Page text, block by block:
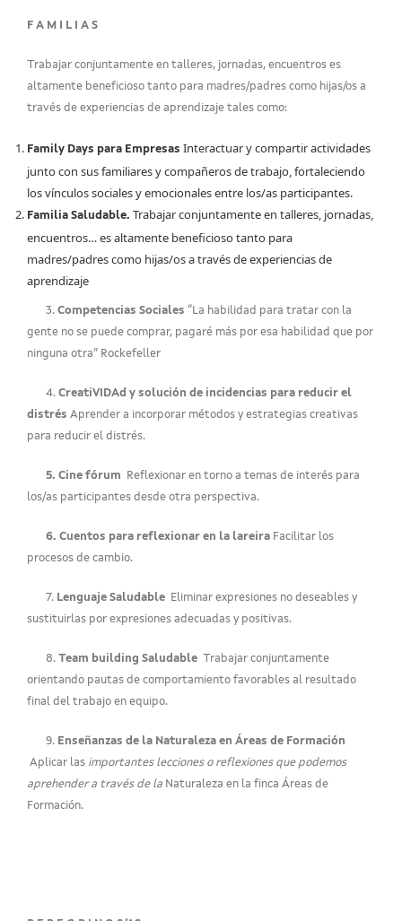
F A M I L I A S
Trabajar conjuntamente en talleres, jornadas, encuentros es
altamente beneficioso tanto para madres/padres como hijas/os a
través de experiencias de aprendizaje tales como:
Family Days para Empresas Interactuar y compartir actividades
junto con sus familiares y compañeros de trabajo, fortaleciendo
los vínculos sociales y emocionales entre los/as participantes.
Familia Saludable. Trabajar conjuntamente en talleres, jornadas,
encuentros… es altamente beneficioso tanto para
madres/padres como hijas/os a través de experiencias de
aprendizaje
3. Competencias Sociales “La habilidad para tratar con la
gente no se puede comprar, pagaré más por esa habilidad que por
ninguna otra” Rockefeller
4. CreatiVIDAd y solución de incidencias para reducir el
distrés Aprender a incorporar métodos y estrategias creativas
para reducir el distrés.
5. Cine fórum
Reflexionar en torno a temas de interés para
los/as participantes desde otra perspectiva.
6. Cuentos para reflexionar en la lareira Facilitar los
procesos de cambio.
7. Lenguaje Saludable
Eliminar expresiones no deseables y
sustituirlas por expresiones adecuadas y positivas.
8. Team building Saludable Trabajar conjuntamente
orientando pautas de comportamiento favorables al resultado
final del trabajo en equipo.
9. Enseñanzas de la Naturaleza en Áreas de Formación
Aplicar las importantes lecciones o reflexiones que podemos
aprehender a través de la Naturaleza en la finca Áreas de
Formación.